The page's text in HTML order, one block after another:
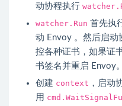
动协程执行
watcher.Run 首先执
动 Envoy 。然后启动
控各种证书，如果证
书签名并重启 Envoy。
创建 context ，启动
用